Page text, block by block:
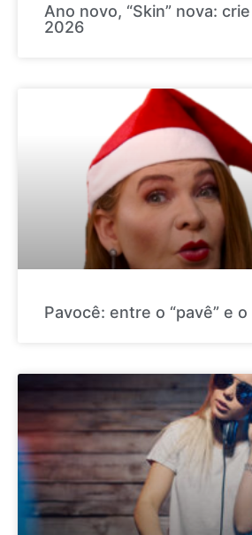
Ano novo, “Skin” nova:
2026
Pavocê: entre o “pavê” e o